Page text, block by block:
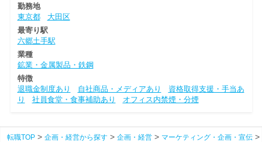
勤務地
東京都
大田区
最寄り駅
六郷土手駅
業種
鉱業・金属製品・鉄鋼
特徴
退職金制度あり
自社商品・メディアあり
資格取得支援・手当あ
り
社員食堂・食事補助あり オフィス内禁煙・分煙
転職TOP 企画・経営から探す 企画・経営 マーケティング・企画・宣伝